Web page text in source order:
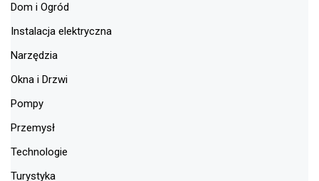
Dom i Ogród
Instalacja elektryczna
Narzędzia
Okna i Drzwi
Pompy
Przemysł
Technologie
Turystyka